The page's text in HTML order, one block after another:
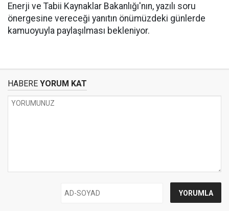
Enerji ve Tabii Kaynaklar Bakanlığı'nın, yazılı soru
önergesine vereceği yanıtın önümüzdeki günlerde
kamuoyuyla paylaşılması bekleniyor.
HABERE YORUM KAT